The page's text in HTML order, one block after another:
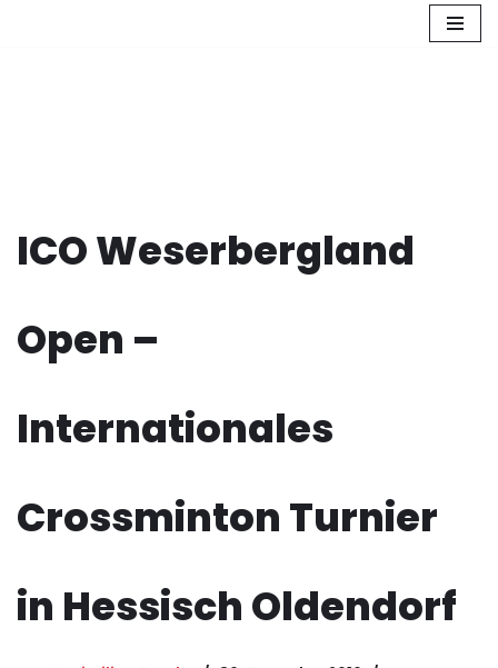
ICO Weserbergland
Open –
Internationales
Crossminton Turnier
in Hessisch Oldendorf